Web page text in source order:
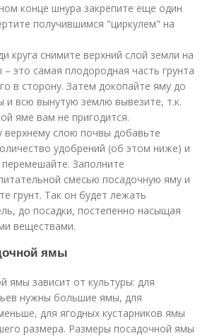
конце шнура закрепите еще один
получившимся "циркулем" на
круга снимите верхний слой земли на
– это самая плодородная часть грунта
в сторону. Затем докопайте яму до
и всю вынутую землю вывезите, т.к.
яме вам не пригодится.
слою почвы добавьте
удобрений (об этом ниже) и
Заполните
смесью посадочную яму и
грунт. Так он будет лежать
до посадки, постепенно насыщая
веществами.
ямы
ямы зависит от культуры: для
нужны большие ямы, для
для ягодных кустарников ямы
размера. Размеры посадочной ямы